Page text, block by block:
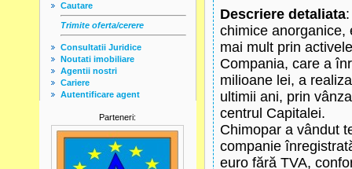
Cautare
Trimite oferta/cerere
Consultatii Juridice
Noutati imobiliare
Agentii nostri
Cariere
Autentificare agent
Parteneri:
Descriere detaliata
chimice anorganice,
mai mult prin
Compania, care a
milioane lei, a
ultimii ani, prin
centrul Capitalei.
Chimopar a vândut
companie
euro fără TVA,